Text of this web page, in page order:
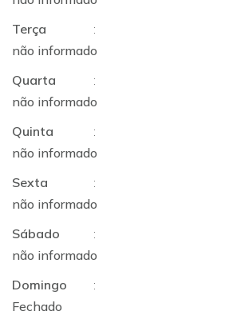
Terça
:
não informado
Quarta
:
não informado
Quinta
:
não informado
Sexta
:
não informado
Sábado
:
não informado
Domingo
:
Fechado